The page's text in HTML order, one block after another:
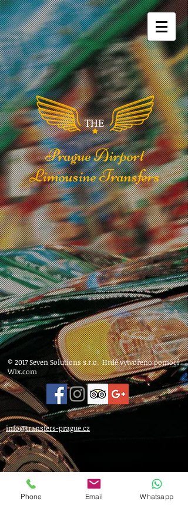
THE
Prague Airport
Limousine Transfers
© 2017 Seven Solutions s.r.o. Hrdě vytvořeno pomocí
Wix.com
info@transfers-prague.cz
Phone Email Whatsapp